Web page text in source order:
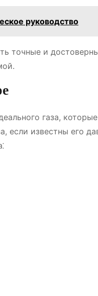
руководство
точные и
газа,
если известны его